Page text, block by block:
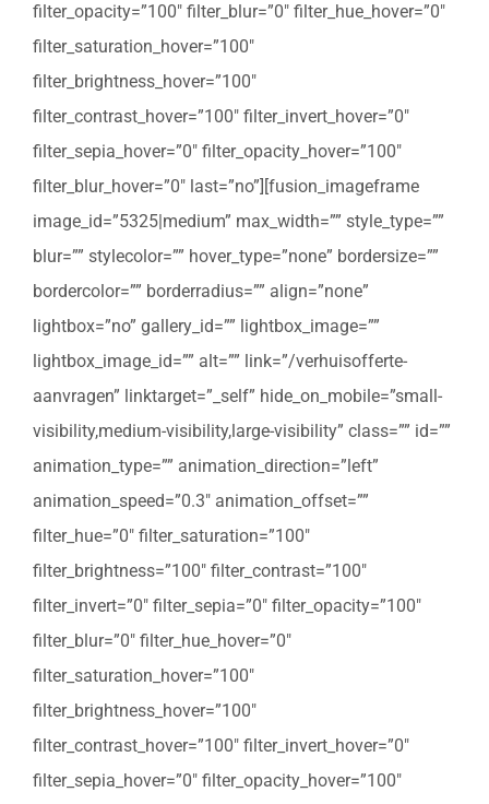
filter_opacity=”100″ filter_blur=”0″ filter_hue_hover=”0″
filter_saturation_hover=”100″
filter_brightness_hover=”100″
filter_contrast_hover=”100″ filter_invert_hover=”0″
filter_sepia_hover=”0″ filter_opacity_hover=”100″
filter_blur_hover=”0″ last=”no”][fusion_imageframe
image_id=”5325|medium” max_width=”” style_type=””
blur=”” stylecolor=”” hover_type=”none” bordersize=””
bordercolor=”” borderradius=”” align=”none”
lightbox=”no” gallery_id=”” lightbox_image=””
lightbox_image_id=”” alt=”” link=”/verhuisofferte-
aanvragen” linktarget=”_self” hide_on_mobile=”small-
visibility,medium-visibility,large-visibility” class=”” id=””
animation_type=”” animation_direction=”left”
animation_speed=”0.3″ animation_offset=””
filter_hue=”0″ filter_saturation=”100″
filter_brightness=”100″ filter_contrast=”100″
filter_invert=”0″ filter_sepia=”0″ filter_opacity=”100″
filter_blur=”0″ filter_hue_hover=”0″
filter_saturation_hover=”100″
filter_brightness_hover=”100″
filter_contrast_hover=”100″ filter_invert_hover=”0″
filter_sepia_hover=”0″ filter_opacity_hover=”100″